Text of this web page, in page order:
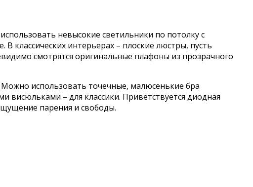
невысокие светильники по потолку с
классических интерьерах – плоские люстры, пусть
смотрятся оригинальные плафоны из прозрачного
использовать точечные, малюсенькие бра
висюльками – для классики. Приветствуется диодная
парения и свободы.